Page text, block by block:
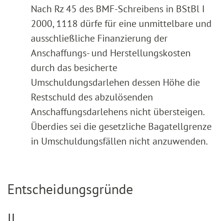
Nach Rz 45 des BMF-Schreibens in BStBl I
2000, 1118 dürfe für eine unmittelbare und
ausschließliche Finanzierung der
Anschaffungs- und Herstellungskosten
durch das besicherte
Umschuldungsdarlehen dessen Höhe die
Restschuld des abzulösenden
Anschaffungsdarlehens nicht übersteigen.
Überdies sei die gesetzliche Bagatellgrenze
in Umschuldungsfällen nicht anzuwenden.
Entscheidungsgründe